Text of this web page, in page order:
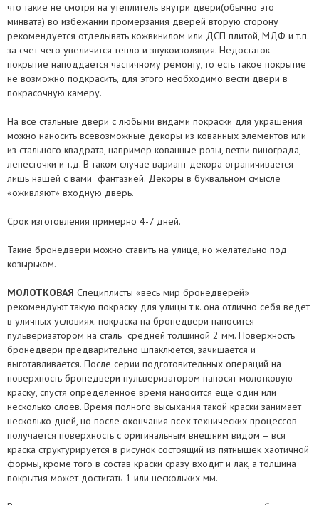
что такие не смотря на утеплитель внутри двери(обычно это
минвата) во избежании промерзания дверей вторую сторону
рекомендуется отделывать кожвинилом или ДСП плитой, МДФ и т.п.
за счет чего увеличится тепло и звукоизоляция. Недостаток –
покрытие наподдается частичному ремонту, то есть такое покрытие
не возможно подкрасить, для этого необходимо вести двери в
покрасочную камеру.
На все стальные двери с любыми видами покраски для украшения
можно наносить всевозможные декоры из кованных элементов или
из стального квадрата, например кованные розы, ветви винограда,
лепесточки и т.д. В таком случае вариант декора ограничивается
лишь нашей с вами фантазией. Декоры в буквальном смысле
«оживляют» входную дверь.
Срок изготовления примерно 4-7 дней.
Такие бронедвери можно ставить на улице, но желательно под
козырьком.
МОЛОТКОВАЯ Специплисты «весь мир бронедверей»
рекомендуют такую покраску для улицы т.к. она отлично себя ведет
в уличных условиях. покраска на бронедвери наносится
пульверизатором на сталь средней толщиной 2 мм. Поверхность
бронедвери предварительно шпаклюется, зачищается и
выготавливается. После серии подготовительных операций на
поверхность бронедвери пульверизатором наносят молотковую
краску, спустя определенное время наносится еще один или
несколько слоев. Время полного высыхания такой краски занимает
несколько дней, но после окончания всех технических процессов
получается поверхность с оригинальным внешним видом – вся
краска структурируется в рисунок состоящий из пятнышек хаотичной
формы, кроме того в состав краски сразу входит и лак, а толщина
покрытия может достигать 1 или нескольких мм.